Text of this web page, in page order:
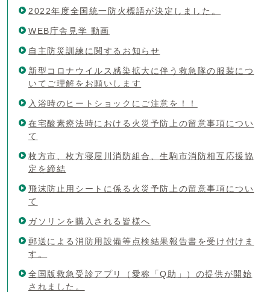
2022年度全国統一防火標語が決定しました。
WEB庁舎見学 動画
自主防災訓練に関するお知らせ
新型コロナウイルス感染拡大に伴う救急隊の服装につ
いてご理解をお願いします
入浴時のヒートショックにご注意を！！
在宅酸素療法時における火災予防上の留意事項につい
て
枚方市、枚方寝屋川消防組合、生駒市消防相互応援協
定を締結
飛沫防止用シートに係る火災予防上の留意事項につい
て
ガソリンを購入される皆様へ
郵送による消防用設備等点検結果報告書を受け付けま
す。
全国版救急受診アプリ（愛称「Q助」）の提供が開始
されました。